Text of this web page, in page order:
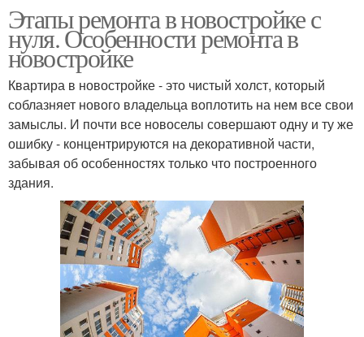
Этапы ремонта в новостройке с
нуля. Особенности ремонта в
новостройке
Квартира в новостройке - это чистый холст, который
соблазняет нового владельца воплотить на нем все свои
замыслы. И почти все новоселы совершают одну и ту же
ошибку - концентрируются на декоративной части,
забывая об особенностях только что построенного
здания.